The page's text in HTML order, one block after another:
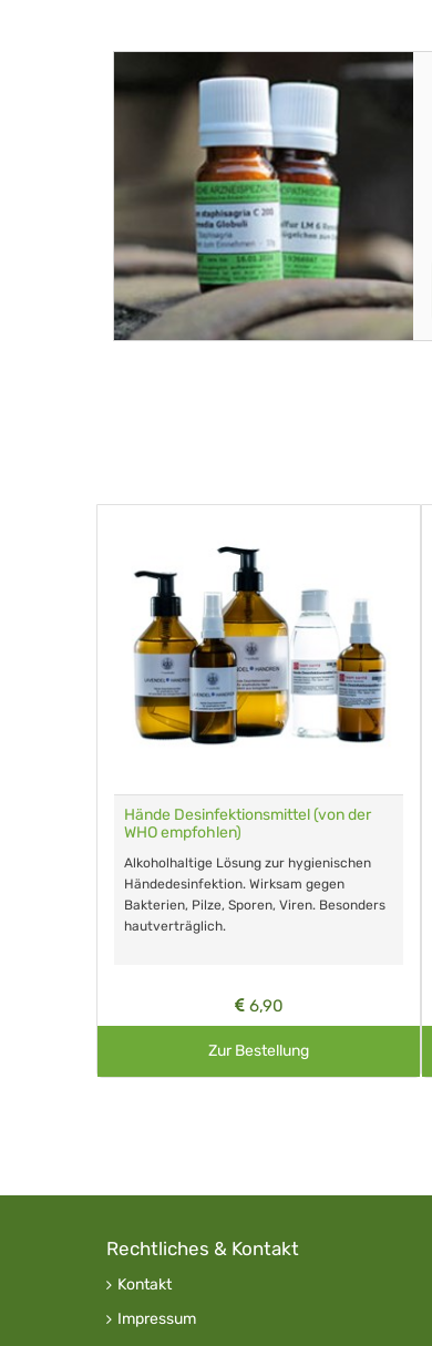
Hände Desinfektionsmittel (von der
WHO empfohlen)
Alkoholhaltige Lösung zur hygienischen
Händedesinfektion. Wirksam gegen
Bakterien, Pilze, Sporen, Viren. Besonders
hautverträglich.
6,90
Zur Bestellung
Rechtliches & Kontakt
Kontakt
Impressum